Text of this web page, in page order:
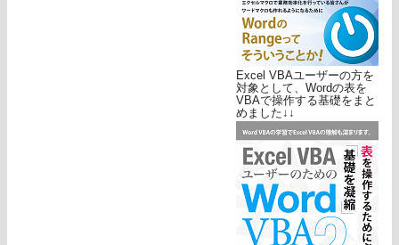
Excel VBAユーザーの方を
対象として、Wordの表を
VBAで操作する基礎をまと
めました↓↓